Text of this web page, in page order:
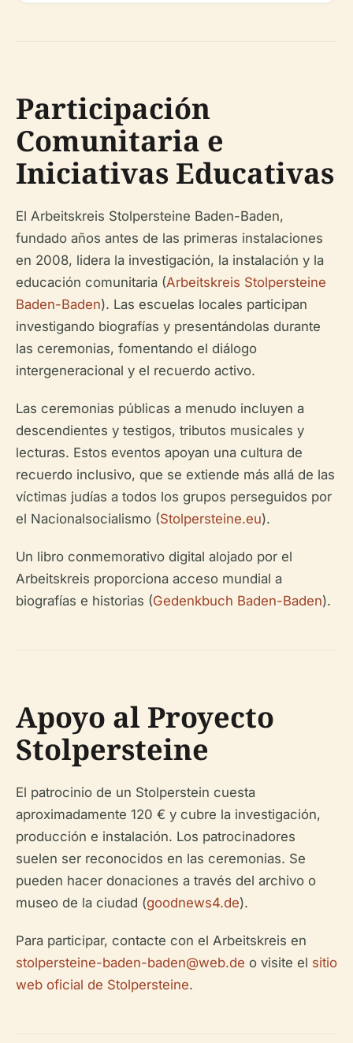
Participación
Comunitaria e
Iniciativas Educativas
El Arbeitskreis Stolpersteine Baden-Baden,
fundado años antes de las primeras instalaciones
en 2008, lidera la investigación, la instalación y la
educación comunitaria (Arbeitskreis Stolpersteine
Baden-Baden). Las escuelas locales participan
investigando biografías y presentándolas durante
las ceremonias, fomentando el diálogo
intergeneracional y el recuerdo activo.
Las ceremonias públicas a menudo incluyen a
descendientes y testigos, tributos musicales y
lecturas. Estos eventos apoyan una cultura de
recuerdo inclusivo, que se extiende más allá de las
víctimas judías a todos los grupos perseguidos por
el Nacionalsocialismo (Stolpersteine.eu).
Un libro conmemorativo digital alojado por el
Arbeitskreis proporciona acceso mundial a
biografías e historias (Gedenkbuch Baden-Baden).
Apoyo al Proyecto
Stolpersteine
El patrocinio de un Stolperstein cuesta
aproximadamente 120 € y cubre la investigación,
producción e instalación. Los patrocinadores
suelen ser reconocidos en las ceremonias. Se
pueden hacer donaciones a través del archivo o
museo de la ciudad (goodnews4.de).
Para participar, contacte con el Arbeitskreis en
stolpersteine-baden-baden@web.de o visite el sitio
web oficial de Stolpersteine.